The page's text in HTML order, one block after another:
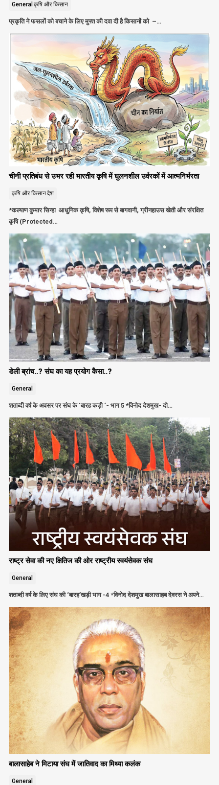
General कृषि और किसान
प्रकृति ने फसलों को बचाने के लिए मुफ्त की दवा दी है किसानों को –…
चीनी प्रतिबंध से उभर रही भारतीय कृषि में घुलनशील उर्वरकों में आत्मनिर्भरता
कृषि और किसानदेश
*कल्याण कुमार सिन्हा आधुनिक कृषि, विशेष रूप से बागवानी, ग्रीनहाउस खेती और संरक्षित
कृषि (Protected…
डेली ब्रांच..? संघ का यह प्रयोग कैसा..?
General
शताब्दी वर्ष के अवसर पर संघ के ‘बारह कड़ी ‘- भाग 5 *विनोद देशमुख- दो…
राष्ट्र सेवा की नए क्षितिज की ओर राष्ट्रीय स्वयंसेवक संघ
General
शताब्दी वर्ष के लिए संघ की ‘बारह’खड़ी भाग -4 *विनोद देशमुख बालासाहब देवरस ने अपने…
बालासाहेब ने मिटाया संघ में जातिवाद का मिथ्या कलंक
General